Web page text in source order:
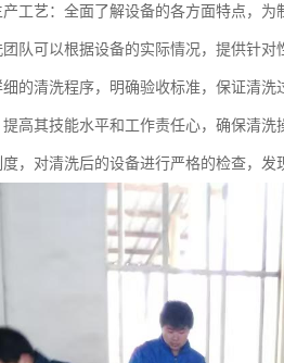
工艺：全面了解设备的各方面特点，为
队可以根据设备的实际情况，提供针对
的清洗程序，明确验收标准，保证清洗
高其技能水平和工作责任心，确保清洗
，对清洗后的设备进行严格的检查，发